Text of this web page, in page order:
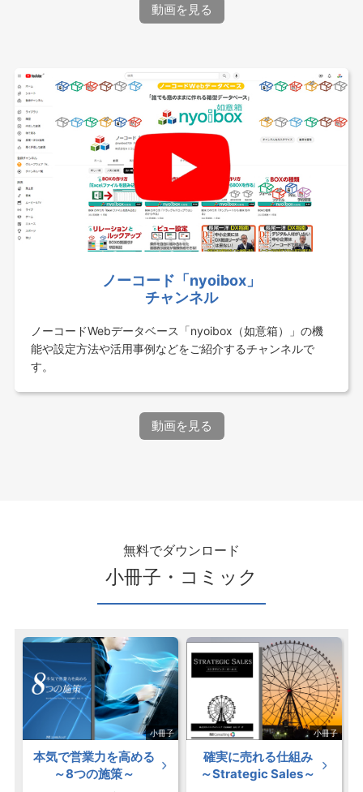
動画を見る
ノーコード「nyoibox」
チャンネル
ノーコードWebデータベース「nyoibox（如意箱）」の機
能や設定方法や活用事例などをご紹介するチャンネルで
す。
動画を見る
無料でダウンロード
小冊子・コミック
小冊子
本気で営業力を高める
～8つの施策～
小冊子
確実に売れる仕組み
～Strategic Sales～